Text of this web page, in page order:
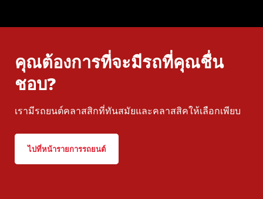
คุณต้องการที่จะมีรถที่คุณชื่น
ชอบ?
เรามีรถยนต์คลาสสิกที่ทันสมัยและคลาสสิคให้เลือกเพียบ
ไปที่หน้ารายการรถยนต์